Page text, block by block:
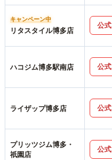
キャンペーン中
リタスタイル博多店
公式
ハコジム博多駅南店 公式
ライザップ博多店 公式
プリッツジム博多・
祇園店
公式